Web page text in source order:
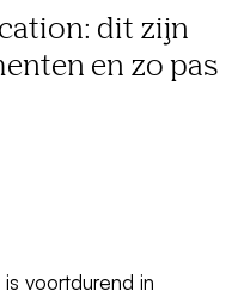
dit zijn
en zo pas
voortdurend in